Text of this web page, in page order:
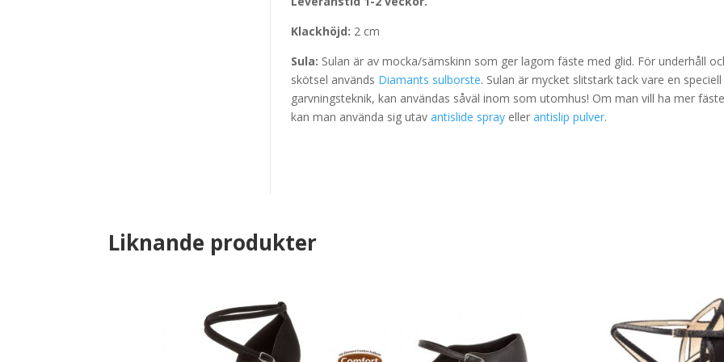
Klackhöjd: 2 cm
Sula: Sulan är av mocka/sämskinn som ger lagom fäste med glid. För underhåll
skötsel används Diamants sulborste. Sulan är mycket slitstark tack vare en speciell
garvningsteknik, kan användas såväl inom som utomhus! Om man vill ha mer fäste
kan man använda sig utav antislide sprayeller antislip pulver.
Liknande produkter